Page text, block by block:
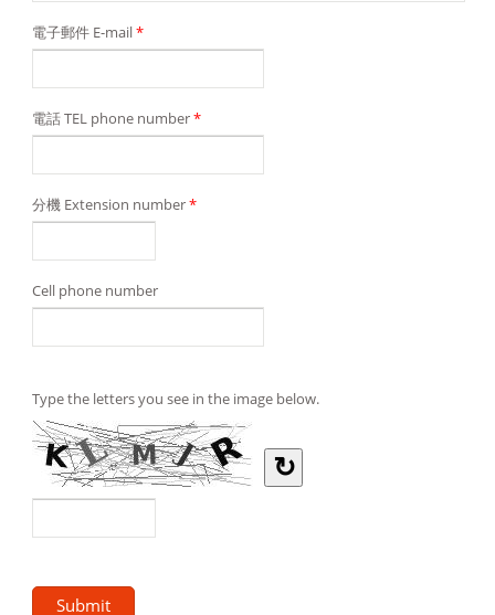
電子郵件 E-mail*
電話 TEL phone number*
分機 Extension number*
Cell phone number
Type the letters you see in the image below.
↻